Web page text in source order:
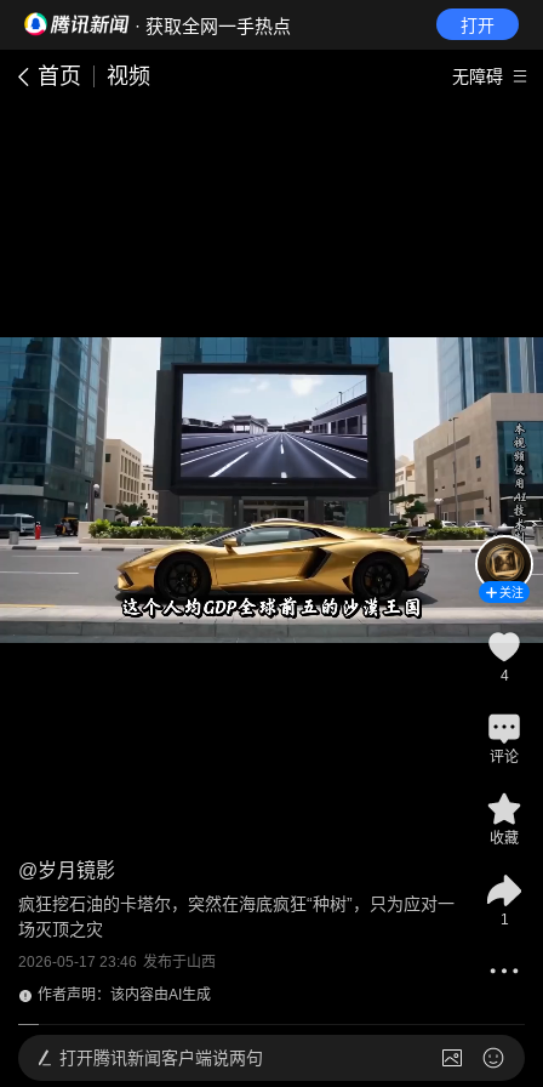
· 获取全网一手热点 打开
首页 视频 无障碍
@岁月镜影
疯狂挖石油的卡塔尔，突然在海底疯狂“种树”，只为应对一
场灭顶之灾
2026-05-17 23:46 发布于山西
作者声明：该内容由AI生成
关注
4
评论
收藏
1
打开腾讯新闻客户端说两句